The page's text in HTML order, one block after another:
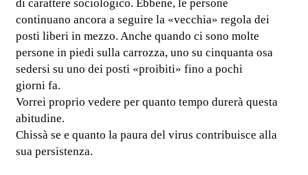
di carattere sociologico. Ebbene, le persone
continuano ancora a seguire la «vecchia» regola dei
posti liberi in mezzo. Anche quando ci sono molte
persone in piedi sulla carrozza, uno su cinquanta osa
sedersi su uno dei posti «proibiti» fino a pochi
giorni fa.
Vorrei proprio vedere per quanto tempo durerà questa
abitudine.
Chissà se e quanto la paura del virus contribuisce alla
sua persistenza.